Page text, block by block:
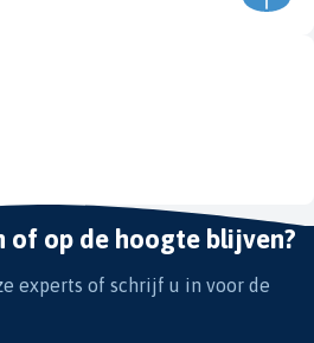
of op de hoogte blijven?
experts of schrijf u in voor de